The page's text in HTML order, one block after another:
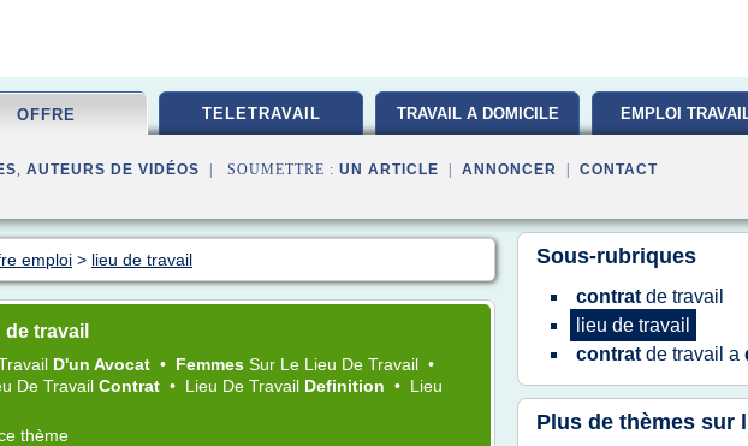
OFFRE TELETRAVAIL TRAVAIL A DOMICILE EMPLOI
, AUTEURS DE VIDÉOS | SOUMETTRE : UN ARTICLE ANNONCER CONTACT
emploi > lieu de travail
travail
D'un Avocat • Femmes Sur Le Lieu De Travail •
De Travail Contrat • Lieu De Travail Definition • Lieu
thème
Sous-rubriques
contrat de travail
lieu de travail
contrat de travail a
Plus de thèmes sur